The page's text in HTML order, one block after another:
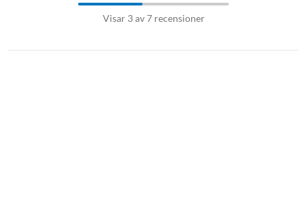
Visar 3 av 7 recensioner